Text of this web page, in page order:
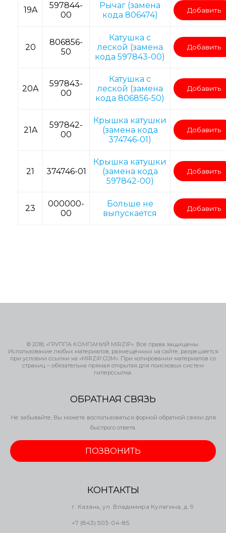
19A
597844-
00
Рычаг (замена
кода 806474)
Добавить
20
806856-
50
Катушка с
леской (замена
кода 597843-00)
Добавить
20A
597843-
00
Катушка с
леской (замена
кода 806856-50)
Добавить
21A
597842-
00
Крышка катушки
(замена кода
374746-01)
Добавить
21 374746-01
Крышка катушки
(замена кода
597842-00)
Добавить
23
000000-
00
Больше не
выпускается
Добавить
© 2018, «ГРУППА КОМПАНИЙ MIRZIP». Все права защищены.
Использование любых материалов, размещённых на сайте, разрешается
при условии ссылки на «MIRZIP.COM». При копировании материалов со
страниц – обязательна прямая открытая для поисковых систем
гиперссылка.
ОБРАТНАЯ СВЯЗЬ
Не забывайте, Вы можете воспользоваться формой обратной связи для
быстрого ответа.
ПОЗВОНИТЬ
КОНТАКТЫ
г. Казань, ул. Владимира Кулагина, д. 9
+7 (843) 503-04-85